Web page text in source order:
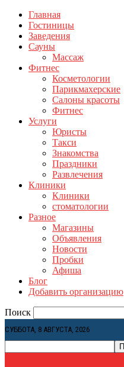
Главная
Гостиницы
Заведения
Сауны
Массаж
Фитнес
Косметологии
Парикмахерские
Салоны красоты
Фитнес
Услуги
Юристы
Такси
Знакомства
Праздники
Развлечения
Клиники
Клиники
стоматологии
Разное
Магазины
Объявления
Новости
Пробки
Афиша
Блог
Добавить организацию
Поиск
СУББОТА, 8 АВГУСТА, 2026